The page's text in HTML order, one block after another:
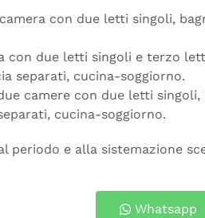
con due letti singoli,
con due letti singoli e terzo
separati, cucina-soggiorno.
camere con due letti singoli,
cucina-soggiorno.
periodo e alla sistemazione
Whatsapp